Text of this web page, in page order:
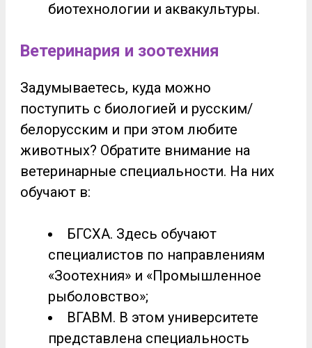
биотехнологии и аквакультуры.
Ветеринария и зоотехния
Задумываетесь, куда можно
поступить с биологией и русским/
белорусским и при этом любите
животных? Обратите внимание на
ветеринарные специальности. На них
обучают в:
БГСХА. Здесь обучают
специалистов по направлениям
«Зоотехния» и «Промышленное
рыболовство»;
ВГАВМ. В этом университете
представлена специальность